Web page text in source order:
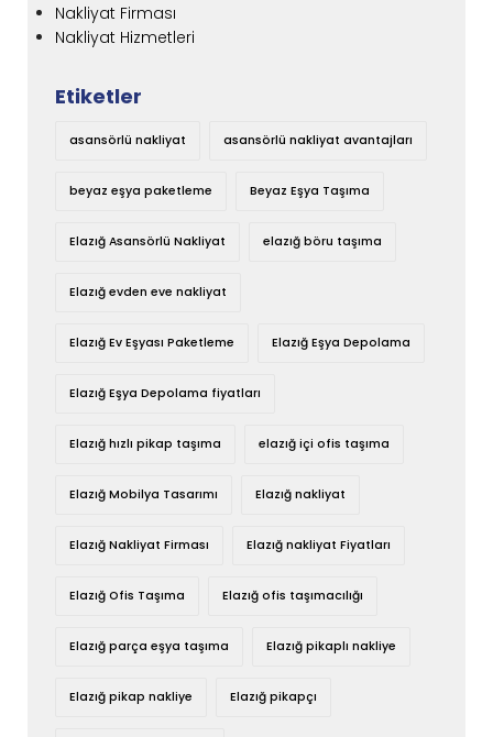
Nakliyat Firması
Nakliyat Hizmetleri
Etiketler
asansörlü nakliyat asansörlü nakliyat avantajları
beyaz eşya paketleme Beyaz Eşya Taşıma
Elazığ Asansörlü Nakliyat elazığ böru taşıma
Elazığ evden eve nakliyat
Elazığ Ev Eşyası Paketleme Elazığ Eşya Depolama
Elazığ Eşya Depolama fiyatları
Elazığ hızlı pikap taşıma elazığ içi ofis taşıma
Elazığ Mobilya Tasarımı Elazığ nakliyat
Elazığ Nakliyat Firması Elazığ nakliyat Fiyatları
Elazığ Ofis Taşıma Elazığ ofis taşımacılığı
Elazığ parça eşya taşıma Elazığ pikaplı nakliye
Elazığ pikap nakliye Elazığ pikapçı